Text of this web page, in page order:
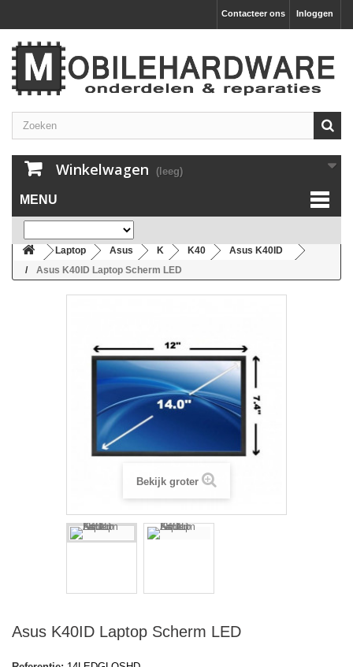
Inloggen
Contacteer ons
Winkelwagen (leeg)
MENU
Laptop Asus K K40
Asus K40ID
Asus K40ID Laptop Scherm LED
Bekijk groter
Asus K40ID Laptop Scherm LED